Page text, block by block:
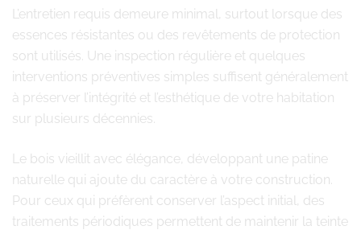
L’entretien requis demeure minimal, surtout lorsque des
essences résistantes ou des revêtements de protection
sont utilisés. Une inspection régulière et quelques
interventions préventives simples suffisent généralement
à préserver l’intégrité et l’esthétique de votre habitation
sur plusieurs décennies.
Le bois vieillit avec élégance, développant une patine
naturelle qui ajoute du caractère à votre construction.
Pour ceux qui préfèrent conserver l’aspect initial, des
traitements périodiques permettent de maintenir la teinte